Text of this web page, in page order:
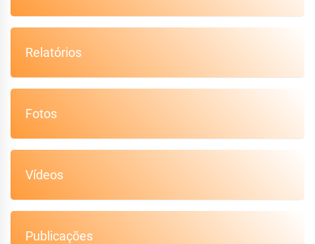
Relatórios
Fotos
Vídeos
Publicações